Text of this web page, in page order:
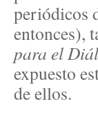
periódicos
entonces),
para el
expuesto
de ellos.